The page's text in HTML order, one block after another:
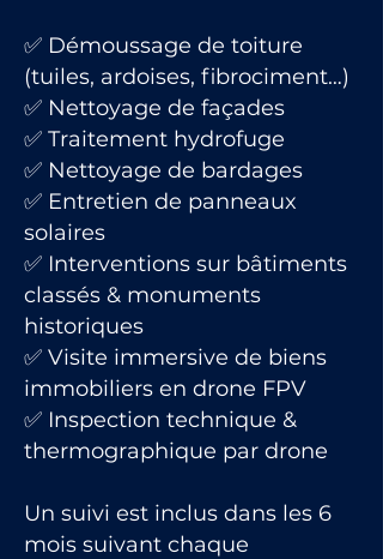
✅ Démoussage de toiture
(tuiles, ardoises, fibrociment…)
✅ Nettoyage de façades
✅ Traitement hydrofuge
✅ Nettoyage de bardages
✅ Entretien de panneaux
solaires
✅ Interventions sur bâtiments
classés & monuments
historiques
✅ Visite immersive de biens
immobiliers en drone FPV
✅ Inspection technique &
thermographique par drone
Un suivi est inclus dans les 6
mois suivant chaque